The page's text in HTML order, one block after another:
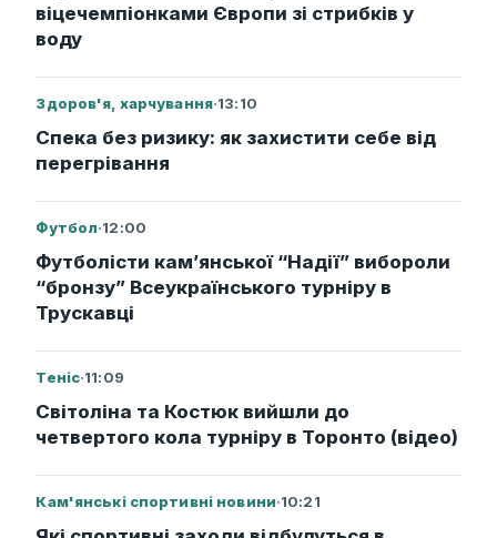
віцечемпіонками Європи зі стрибків у
воду
Здоров'я, харчування·13:10
Спека без ризику: як захистити себе від
перегрівання
Футбол·12:00
Футболісти кам’янської “Надії” вибороли
“бронзу” Всеукраїнського турніру в
Трускавці
Теніс·11:09
Світоліна та Костюк вийшли до
четвертого кола турніру в Торонто (відео)
Кам'янські спортивні новини·10:21